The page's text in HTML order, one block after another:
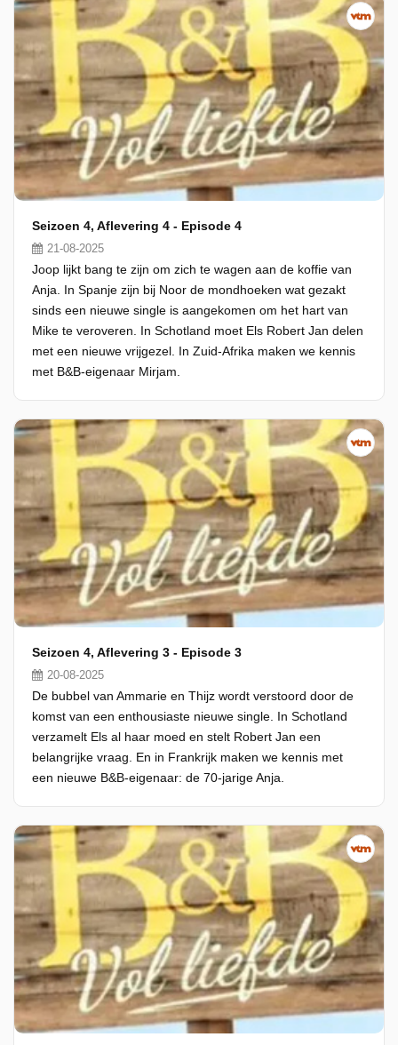
Seizoen 4, Aflevering 4 - Episode 4
21-08-2025
Joop lijkt bang te zijn om zich te wagen aan de koffie van
Anja. In Spanje zijn bij Noor de mondhoeken wat gezakt
sinds een nieuwe single is aangekomen om het hart van
Mike te veroveren. In Schotland moet Els Robert Jan delen
met een nieuwe vrijgezel. In Zuid-Afrika maken we kennis
met B&B-eigenaar Mirjam.
Seizoen 4, Aflevering 3 - Episode 3
20-08-2025
De bubbel van Ammarie en Thijz wordt verstoord door de
komst van een enthousiaste nieuwe single. In Schotland
verzamelt Els al haar moed en stelt Robert Jan een
belangrijke vraag. En in Frankrijk maken we kennis met
een nieuwe B&B-eigenaar: de 70-jarige Anja.